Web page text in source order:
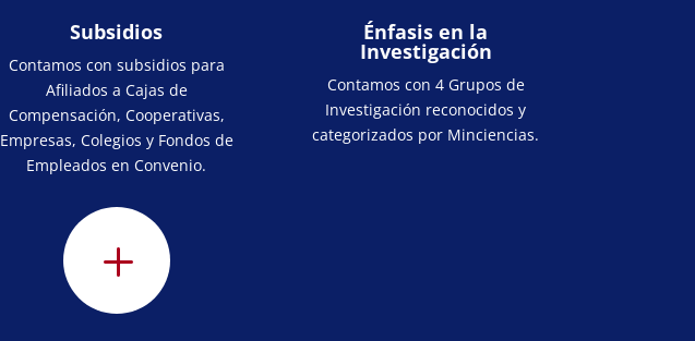
Subsidios
Contamos con subsidios para
Afiliados a Cajas de
Compensación, Cooperativas,
Empresas, Colegios y Fondos de
Empleados en Convenio.
Énfasis en la
Investigación
Contamos con 4 Grupos de
Investigación reconocidos y
categorizados por Minciencias.
L